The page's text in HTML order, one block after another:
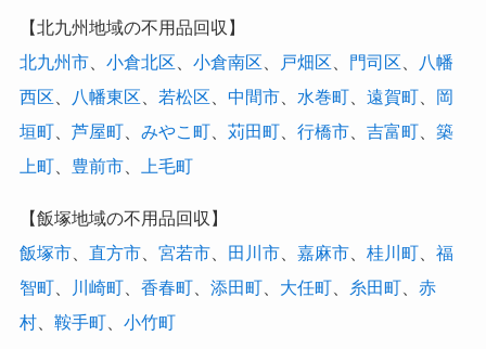
【北九州地域の不用品回収】
北九州市、 小倉北区 小倉南区 戸畑区 門司区
八幡
西区
八幡東区 若松区 中間市、 水巻町、 遠賀町、 岡
垣町、 芦屋町、 みやこ町、 苅田町、 行橋市、 吉富町、 築
上町、 豊前市、 上毛町
【飯塚地域の不用品回収】
飯塚市、 直方市、 宮若市、 田川市、 嘉麻市、 桂川町、 福
智町、 川崎町、 香春町、 添田町、 大任町、 糸田町、 赤
村、 鞍手町、 小竹町